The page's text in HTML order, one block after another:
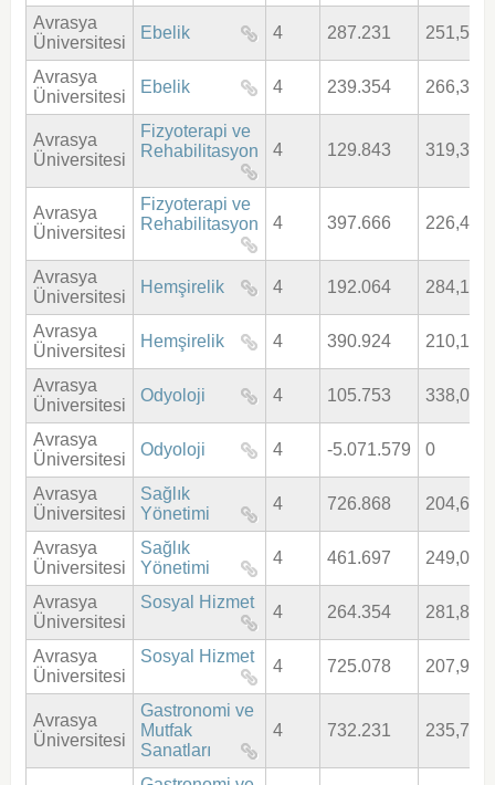
Avrasya
Üniversitesi
Ebelik 4 287.231
Avrasya
Üniversitesi
Ebelik 4 239.354
Avrasya
Üniversitesi
Fizyoterapi ve
Rehabilitasyon
4 129.843
Avrasya
Üniversitesi
Fizyoterapi ve
Rehabilitasyon
4 397.666
Avrasya
Üniversitesi
Hemşirelik 4 192.064
Avrasya
Üniversitesi
Hemşirelik 4 390.924
Avrasya
Üniversitesi
Odyoloji 4 105.753
Avrasya
Üniversitesi
Odyoloji 4 -5.071.579 0
Avrasya
Üniversitesi
Sağlık
Yönetimi
4 726.868
Avrasya
Üniversitesi
Sağlık
Yönetimi
4 461.697
Avrasya
Üniversitesi
Sosyal Hizmet
4 264.354
Avrasya
Üniversitesi
Sosyal Hizmet
4 725.078
Avrasya
Üniversitesi
Gastronomi ve
Mutfak
Sanatları
4 732.231